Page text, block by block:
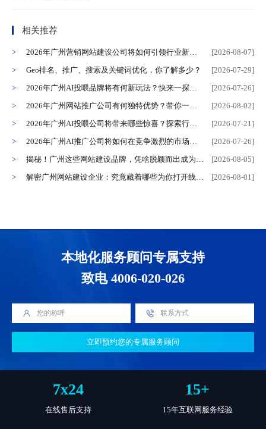
相关推荐
2026年广州营销网站建设公司将如何引领行业新风尚？
[2026-08-07]
Geo排名、推广、搜索及关键词优化，你了解多少？
[2026-07-29]
[2026-07-26]
2026年广州网站推广公司有何独特优势？带你一探究竟！
[2026-08-02]
2026年广州AI投喂公司将带来哪些惊喜？探索行业新动向！
[2026-07-21]
[2026-07-26]
[2026-08-05]
解密广州网站建设企业：究竟藏着哪些为你打开线上世界的密码？
[2026-08-01]
本地化服务顾问专属支持
致电 4006-020-026
立即预约您的专属服务顾问
7x24
在线售后支持
15+
15年互联网服务经验